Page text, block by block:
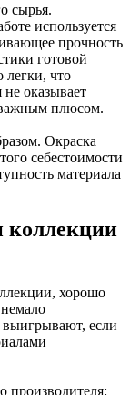
сырья.
используется
прочность
готовой
легки, что
не оказывает
важным плюсом.
Окраска
себестоимости
материала
коллекции
хорошо
если
производителя: